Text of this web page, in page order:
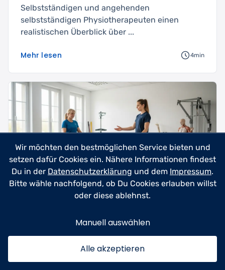
Selbstständigen und angehenden
selbstständigen Physiotherapeuten einen
realistischen Überblick über ...
Mehr lesen 4min
– alles in einer Software.
Physiotherapeuten und Praxisinhaber dabei
Wir möchten den bestmöglichen Service bieten und
setzen dafür Cookies ein. Nähere Informationen findest
Du in der Datenschutzerklärung und dem Impressum.
Bitte wähle nachfolgend, ob Du Cookies erlauben willst
oder diese ablehnst.
Manuell auswählen
Alle akzeptieren